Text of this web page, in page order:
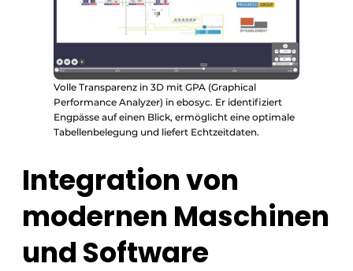
Volle Transparenz in 3D mit GPA (Graphical
Performance Analyzer) in ebosyc. Er identifiziert
Engpässe auf einen Blick, ermöglicht eine optimale
Tabellenbelegung und liefert Echtzeitdaten.
Integration von
modernen Maschinen
und Software